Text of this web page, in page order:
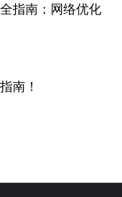
指南：网络优化
南！